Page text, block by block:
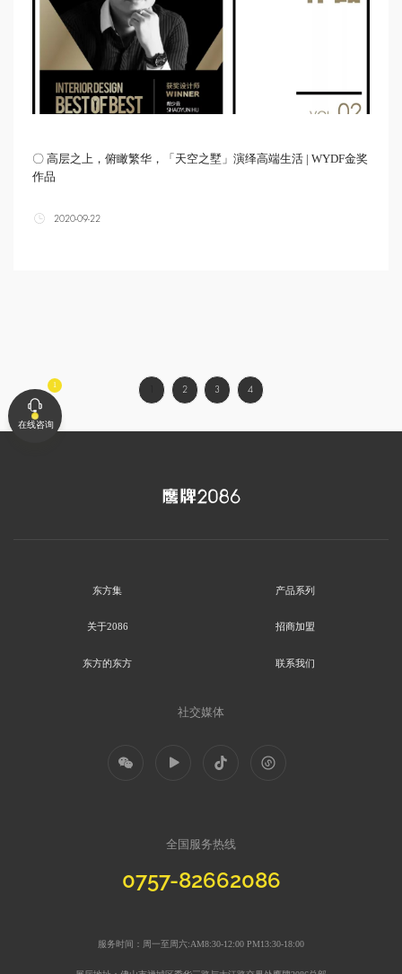
〇 高层之上，俯瞰繁华，「天空之墅」演绎高端生活 | WYDF金奖
作品
2020-09-22
2 3 4
东方集 产品系列
关于2086 招商加盟
东方的东方 联系我们
社交媒体
全国服务热线
0757-82662086
服务时间： 周一至周六:AM8:30-12:00 PM13:30-18:00
在线咨询